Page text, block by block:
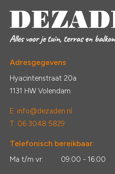
Adresgegevens
Hyacintenstraat 20a
1131 HW Volendam
E: info@dezaden.nl
T: 06 3048 5829
Telefonisch bereikbaar:
Ma t/m vr: 09:00 - 16:00